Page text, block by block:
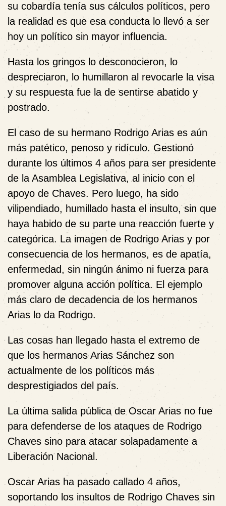
su cobardía tenía sus cálculos políticos, pero
la realidad es que esa conducta lo llevó a ser
hoy un político sin mayor influencia.
Hasta los gringos lo desconocieron, lo
despreciaron, lo humillaron al revocarle la visa
y su respuesta fue la de sentirse abatido y
postrado.
El caso de su hermano Rodrigo Arias es aún
más patético, penoso y ridículo. Gestionó
durante los últimos 4 años para ser presidente
de la Asamblea Legislativa, al inicio con el
apoyo de Chaves. Pero luego, ha sido
vilipendiado, humillado hasta el insulto, sin que
haya habido de su parte una reacción fuerte y
categórica. La imagen de Rodrigo Arias y por
consecuencia de los hermanos, es de apatía,
enfermedad, sin ningún ánimo ni fuerza para
promover alguna acción política. El ejemplo
más claro de decadencia de los hermanos
Arias lo da Rodrigo.
Las cosas han llegado hasta el extremo de
que los hermanos Arias Sánchez son
actualmente de los políticos más
desprestigiados del país.
La última salida pública de Oscar Arias no fue
para defenderse de los ataques de Rodrigo
Chaves sino para atacar solapadamente a
Liberación Nacional.
Oscar Arias ha pasado callado 4 años,
soportando los insultos de Rodrigo Chaves sin